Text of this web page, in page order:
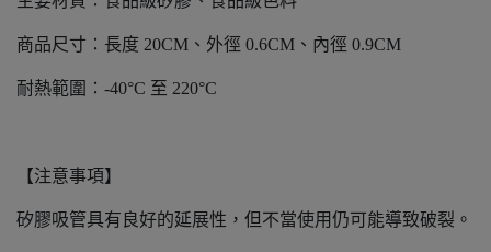
商品尺寸：長度 20CM、外徑 0.6CM、內徑 0.9CM
耐熱範圍：-40°C 至 220°C
【注意事項】
矽膠吸管具有良好的延展性，但不當使用仍可能導致破裂。